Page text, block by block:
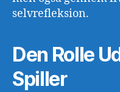
selvrefleksion.
Den Rolle
Spiller